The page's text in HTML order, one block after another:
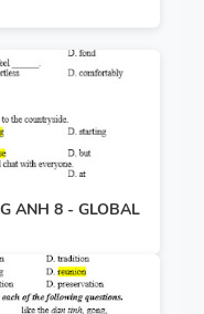
ANH 8 - GLOBAL